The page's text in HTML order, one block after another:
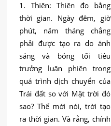
1. Thiên: Thiên đo bằng
thời gian. Ngày đêm, giờ
phút, năm tháng chẳng
phải được tạo ra do ánh
sáng và bóng tối tiêu
trưởng luân phiên trong
quá trình dịch chuyển của
Trái đất so với Mặt trời đó
sao? Thế mới nói, trời tạo
ra thời gian. Và rằng, chính